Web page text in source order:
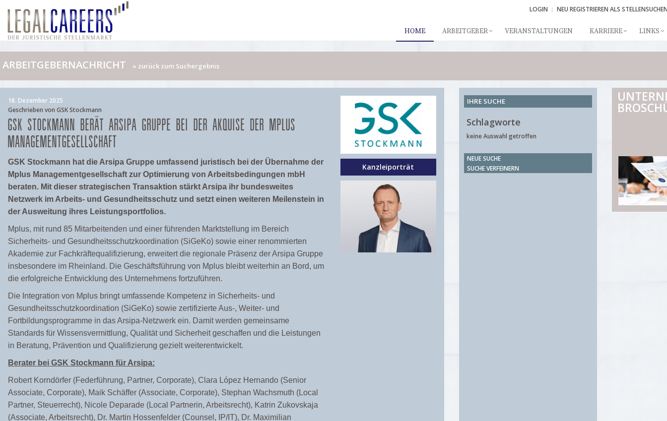
LOGIN NEU REGISTRIEREN ALS
HOME ARBEITGEBER VERANSTALTUNGEN KARRIERE LINKS
ARBEITGEBERNACHRICHT » zurück zum Suchergebnis
18. Dezember 2025
Geschrieben von GSK Stockmann
GSK STOCKMANN BERÄT ARSIPA GRUPPE BEI DER AKQUISE DER MPLUS
MANAGEMENTGESELLSCHAFT
GSK Stockmann hat die Arsipa Gruppe umfassend juristisch bei der Übernahme der
Mplus Managementgesellschaft zur Optimierung von Arbeitsbedingungen mbH
beraten. Mit dieser strategischen Transaktion stärkt Arsipa ihr bundesweites
Netzwerk im Arbeits- und Gesundheitsschutz und setzt einen weiteren Meilenstein in
der Ausweitung ihres Leistungsportfolios.
Mplus, mit rund 85 Mitarbeitenden und einer führenden Marktstellung im Bereich
Sicherheits- und Gesundheitsschutzkoordination (SiGeKo) sowie einer renommierten
Akademie zur Fachkräftequalifizierung, erweitert die regionale Präsenz der Arsipa Gruppe
insbesondere im Rheinland. Die Geschäftsführung von Mplus bleibt weiterhin an Bord, um
die erfolgreiche Entwicklung des Unternehmens fortzuführen.
Die Integration von Mplus bringt umfassende Kompetenz in Sicherheits- und
Gesundheitsschutzkoordination (SiGeKo) sowie zertifizierte Aus-, Weiter- und
Fortbildungsprogramme in das Arsipa-Netzwerk ein. Damit werden gemeinsame
Standards für Wissensvermittlung, Qualität und Sicherheit geschaffen und die Leistungen
in Beratung, Prävention und Qualifizierung gezielt weiterentwickelt.
Berater bei GSK Stockmann für Arsipa:
Robert Korndörfer (Federführung, Partner, Corporate), Clara López Hernando (Senior
Associate, Corporate), Maik Schäffer (Associate, Corporate), Stephan Wachsmuth (Local
Partner, Steuerrecht), Nicole Deparade (Local Partnerin, Arbeitsrecht), Katrin Zukovskaja
(Associate, Arbeitsrecht), Dr. Martin Hossenfelder (Counsel, IP/IT), Dr. Maximilian
Kanzleiporträt
IHRE SUCHE
Schlagworte
keine Auswahl getroffen
NEUE SUCHE
SUCHE VERFEINERN